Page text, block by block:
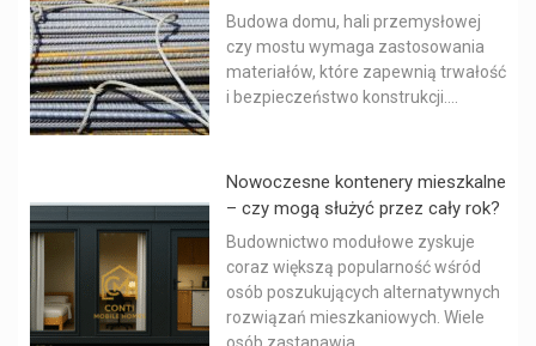
Budowa domu, hali przemysłowej
czy mostu wymaga zastosowania
materiałów, które zapewnią trwałość
i bezpieczeństwo konstrukcji....
Nowoczesne kontenery mieszkalne
– czy mogą służyć przez cały rok?
Budownictwo modułowe zyskuje
coraz większą popularność wśród
osób poszukujących alternatywnych
rozwiązań mieszkaniowych. Wiele
osób zastanawia...